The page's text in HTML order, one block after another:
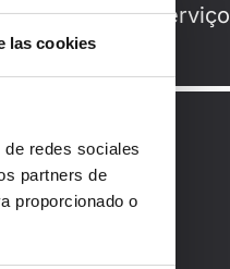
las cookies
redes sociales
partners de
proporcionado o
de cada serviço